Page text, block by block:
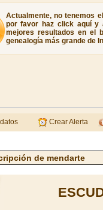
Actualmente, no tenemos
por favor haz click aquí y
mejores resultados en el
genealogía más grande de
Crear Alerta
de mendarte